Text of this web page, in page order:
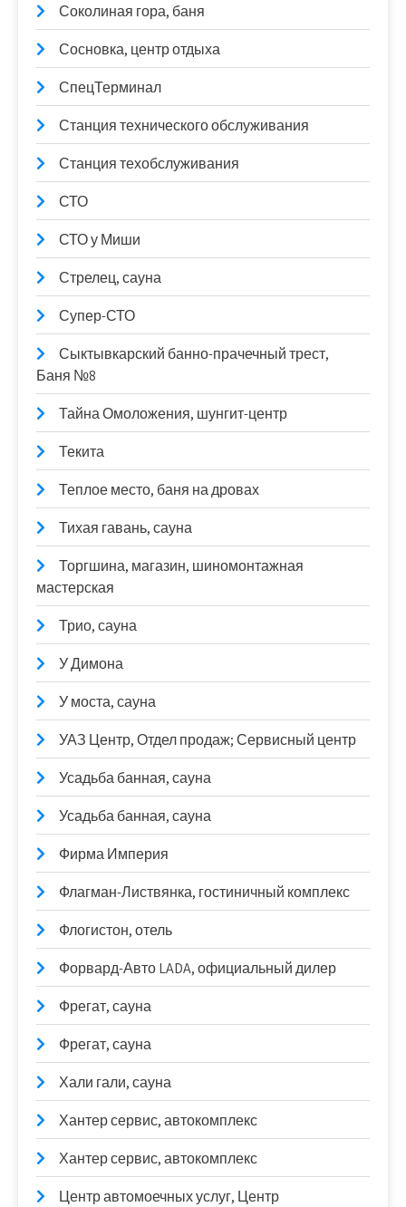
Соколиная гора, баня
Сосновка, центр отдыха
СпецТерминал
Станция технического обслуживания
Станция техобслуживания
СТО
СТО у Миши
Стрелец, сауна
Супер-СТО
Сыктывкарский банно-прачечный трест,
Баня №8
Тайна Омоложения, шунгит-центр
Текита
Теплое место, баня на дровах
Тихая гавань, сауна
Торгшина, магазин, шиномонтажная
мастерская
Трио, сауна
У Димона
У моста, сауна
УАЗ Центр, Отдел продаж; Сервисный центр
Усадьба банная, сауна
Усадьба банная, сауна
Фирма Империя
Флагман-Листвянка, гостиничный комплекс
Флогистон, отель
Форвард-Авто LADA, официальный дилер
Фрегат, сауна
Фрегат, сауна
Хали гали, сауна
Хантер сервис, автокомплекс
Хантер сервис, автокомплекс
Центр автомоечных услуг, Центр